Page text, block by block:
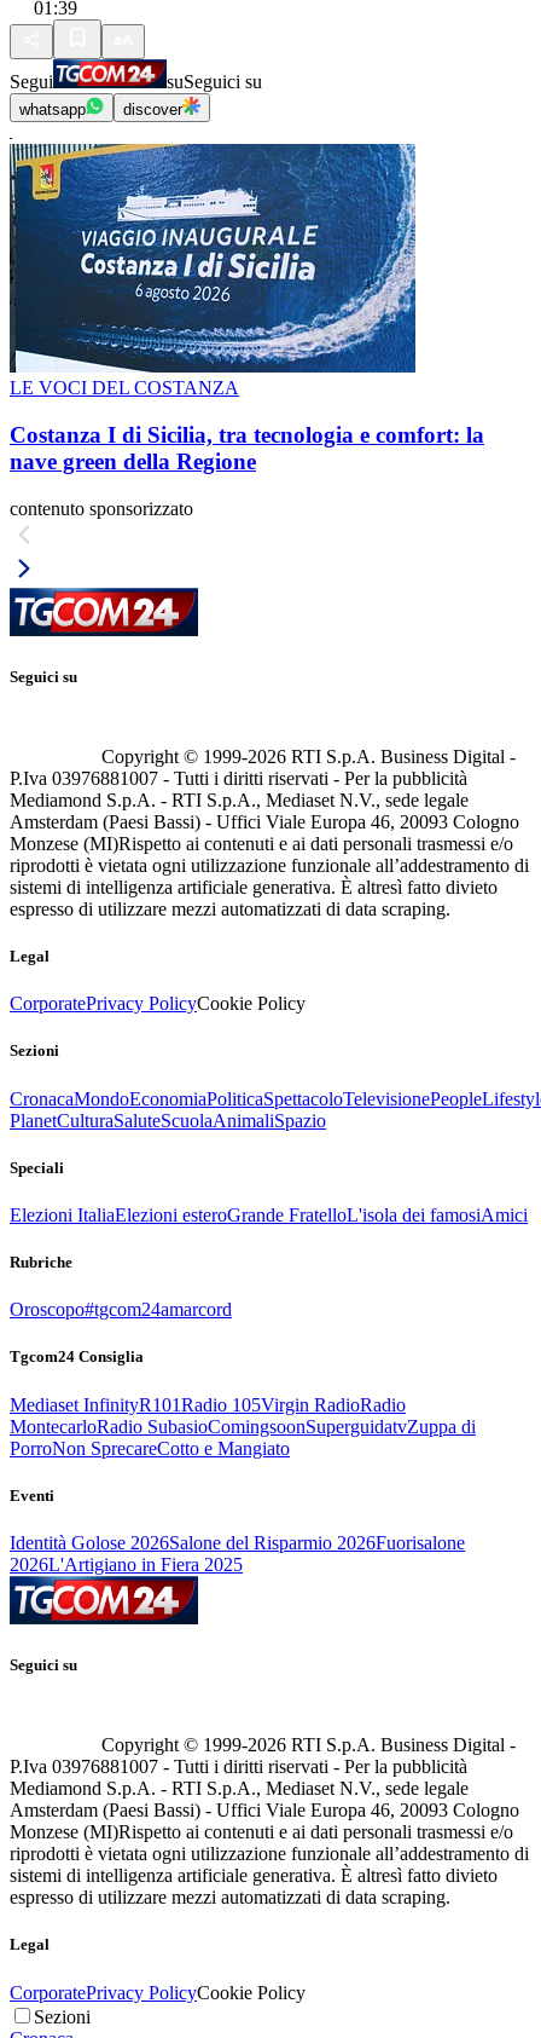
01:39
Segui suSeguici su
whatsapp discover
LE VOCI DEL COSTANZA
Costanza I di Sicilia, tra tecnologia e comfort: la
nave green della Regione
contenuto sponsorizzato
Seguici su
Copyright © 1999-2026 RTI S.p.A. Business Digital -
P.Iva 03976881007 - Tutti i diritti riservati - Per la pubblicità
Mediamond S.p.A. - RTI S.p.A., Mediaset N.V., sede legale
Amsterdam (Paesi Bassi) - Uffici Viale Europa 46, 20093 Cologno
Monzese (MI)Rispetto ai contenuti e ai dati personali trasmessi e/o
riprodotti è vietata ogni utilizzazione funzionale all’addestramento di
sistemi di intelligenza artificiale generativa. È altresì fatto divieto
espresso di utilizzare mezzi automatizzati di data scraping.
Legal
CorporatePrivacy PolicyCookie Policy
Sezioni
CronacaMondoEconomiaPoliticaSpettacoloTelevisionePeople
PlanetCulturaSaluteScuolaAnimaliSpazio
Speciali
Elezioni ItaliaElezioni esteroGrande FratelloL'isola dei famosiAmici
Rubriche
Oroscopo#tgcom24amarcord
Tgcom24 Consiglia
Mediaset InfinityR101Radio 105Virgin RadioRadio
MontecarloRadio SubasioComingsoonSuperguidatvZuppa di
PorroNon SprecareCotto e Mangiato
Eventi
Identità Golose 2026Salone del Risparmio 2026Fuorisalone
2026L'Artigiano in Fiera 2025
Seguici su
Copyright © 1999-2026 RTI S.p.A. Business Digital -
P.Iva 03976881007 - Tutti i diritti riservati - Per la pubblicità
Mediamond S.p.A. - RTI S.p.A., Mediaset N.V., sede legale
Amsterdam (Paesi Bassi) - Uffici Viale Europa 46, 20093 Cologno
Monzese (MI)Rispetto ai contenuti e ai dati personali trasmessi e/o
riprodotti è vietata ogni utilizzazione funzionale all’addestramento di
sistemi di intelligenza artificiale generativa. È altresì fatto divieto
espresso di utilizzare mezzi automatizzati di data scraping.
Legal
CorporatePrivacy PolicyCookie Policy
Sezioni